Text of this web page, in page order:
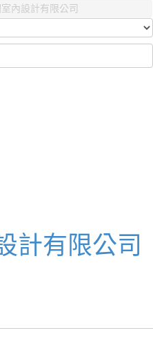
內設計有限公司
計有限公司